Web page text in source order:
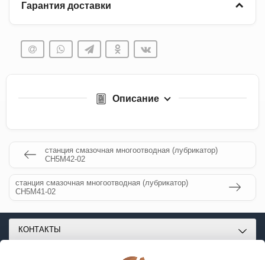
Гарантия доставки
Описание
станция смазочная многоотводная (лубрикатор)
СН5М42-02
станция смазочная многоотводная (лубрикатор)
СН5М41-02
КОНТАКТЫ